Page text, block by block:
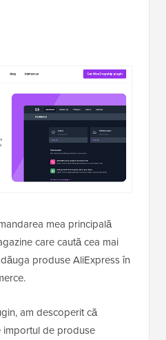
mea principală
care caută cea mai
produse AliExpress în
am descoperit că
importul de produse